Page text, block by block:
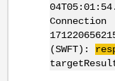
Connection
(SWFT):